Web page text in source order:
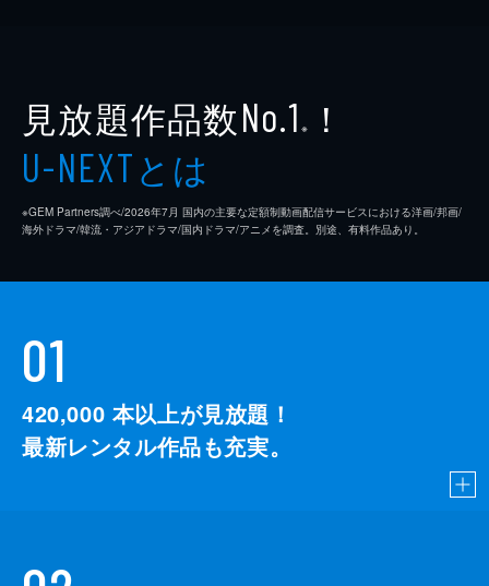
見放題作品数No.1 ※ ！
U-NEXTとは
※GEM Partners調べ/2026年7⽉ 国内の主要な定額制動画配信サービスにおける洋画/邦画/
海外ドラマ/韓流・アジアドラマ/国内ドラマ/アニメを調査。別途、有料作品あり。
01
420,000 本以上が見放題！
最新レンタル作品も充実。